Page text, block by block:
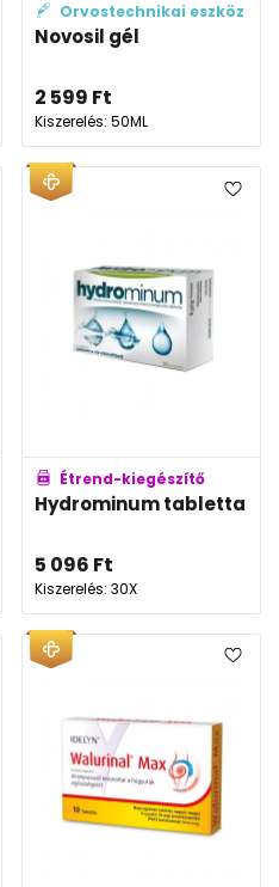
Orvostechnikai eszköz
Novosil gél
2 599 Ft
Kiszerelés: 50ML
Étrend-kiegészítő
Hydrominum tabletta
5 096 Ft
Kiszerelés: 30X